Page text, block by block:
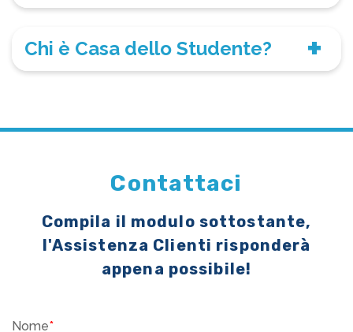
Chi è Casa dello Studente?
Contattaci
Compila il modulo sottostante,
l'Assistenza Clienti risponderà
appena possibile!